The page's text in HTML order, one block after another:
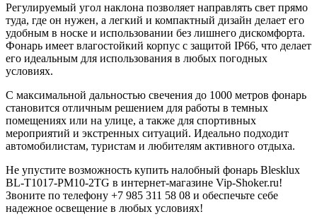
Регулируемый угол наклона позволяет направлять свет прямо
туда, где он нужен, а легкий и компактный дизайн делает его
удобным в носке и использовании без лишнего дискомфорта.
Фонарь имеет влагостойкий корпус с защитой IP66, что делает
его идеальным для использования в любых погодных
условиях.
С максимальной дальностью свечения до 1000 метров фонарь
становится отличным решением для работы в темных
помещениях или на улице, а также для спортивных
мероприятий и экстренных ситуаций. Идеально подходит
автомобилистам, туристам и любителям активного отдыха.
Не упустите возможность купить налобный фонарь Blesklux
BL-T1017-PM10-2TG в интернет-магазине Vip-Shoker.ru!
Звоните по телефону +7 985 311 58 08 и обеспечьте себе
надежное освещение в любых условиях!